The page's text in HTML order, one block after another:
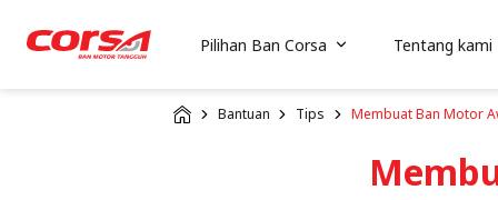
Pilihan Ban Corsa Tentang kami
Bantuan Tips Membuat Ban Motor